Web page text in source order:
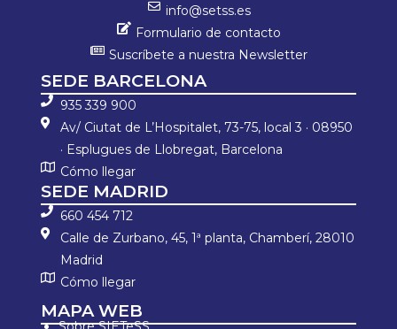
info@setss.es
Formulario de contacto
Suscríbete a nuestra Newsletter
SEDE BARCELONA
935 339 900
Av/ Ciutat de L’Hospitalet, 73-75, local 3 · 08950
· Esplugues de Llobregat, Barcelona
Cómo llegar
SEDE MADRID
660 454 712
Calle de Zurbano, 45, 1ª planta, Chamberí, 28010
Madrid
Cómo llegar
MAPA WEB